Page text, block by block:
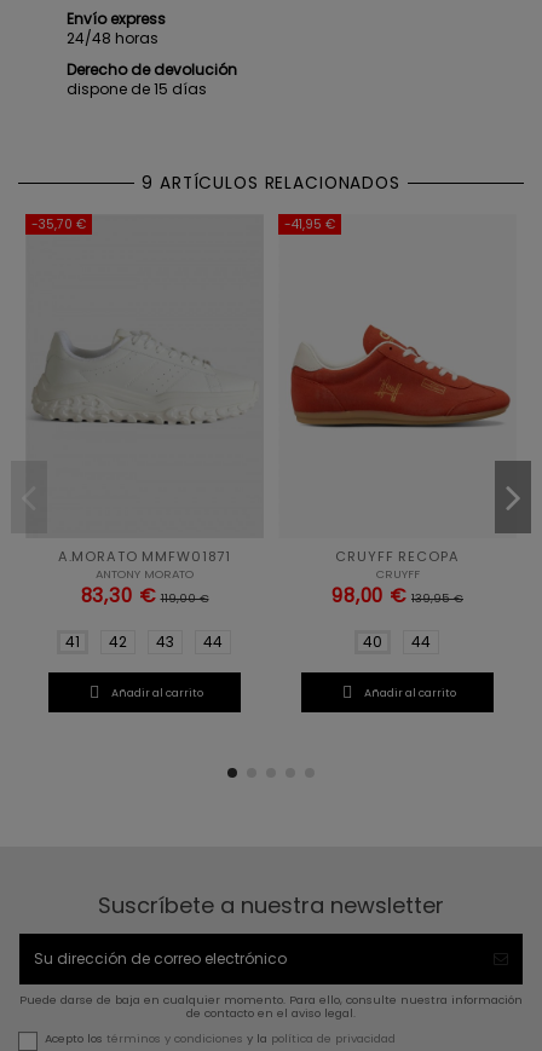
Envío express
24/48 horas
Derecho de devolución
dispone de 15 días
9 ARTÍCULOS RELACIONADOS
-35,70 €
A.MORATO MMFW01871
ANTONY MORATO
83,30 € 119,00 €
41 42 43 44
 Añadir al carrito
-41,95 €
CRUYFF RECOPA
CRUYFF
98,00 € 139,95 €
40 44
 Añadir al carrito
Suscríbete a nuestra newsletter
Puede darse de baja en cualquier momento. Para ello, consulte nuestra información
de contacto en el aviso legal.
Acepto los términos y condiciones y la política de privacidad